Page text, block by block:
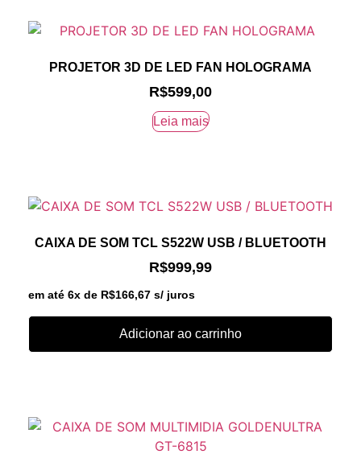
PROJETOR 3D DE LED FAN HOLOGRAMA
R$599,00
Leia mais
CAIXA DE SOM TCL S522W USB / BLUETOOTH
R$999,99
em até 6x de R$166,67 s/ juros
Adicionar ao carrinho